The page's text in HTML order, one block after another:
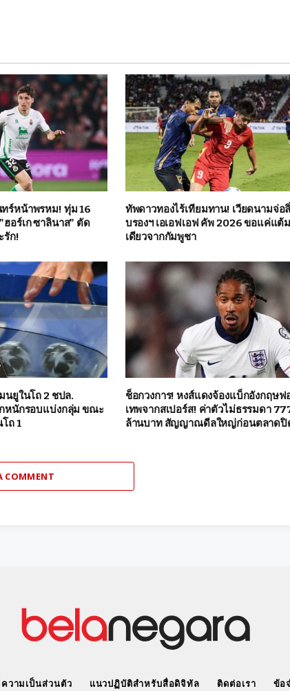
ร์หน้าพรหม! ทุ่ม 16
อร์เก ซาลินาส" ตัด
รัก!
ทัพดาวทองไร้เทียมทาน! เวียดนามจ่อ
บรองฯ เอเอฟเอฟ คัพ 2026 ขอแค่แต้ม
เดียวจากกัมพูชา
นยูในโถ 2 ชปล.
หนักรอบแบ่งกลุ่ม ขณะ
ถ 1
ช็อกวงการ! หงส์แดงจ้องแบ็กอังกฤษฟ
เทพจากสเปอร์ส! ค่าตัวไม่ธรรมดา
ล้านบาท สัญญาณดีลใหญ่ก่อนตลาดปิ
COMMENT
วามเป็นส่วนตัว แนวปฏิบัติสำหรับสื่อดิจิทัล ติดต่อเรา ข้อ